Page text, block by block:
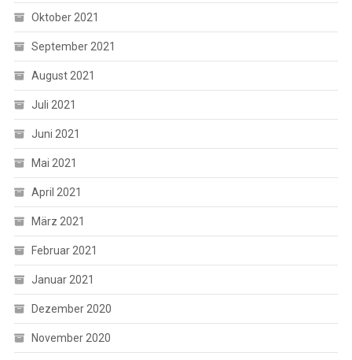
Oktober 2021
September 2021
August 2021
Juli 2021
Juni 2021
Mai 2021
April 2021
März 2021
Februar 2021
Januar 2021
Dezember 2020
November 2020